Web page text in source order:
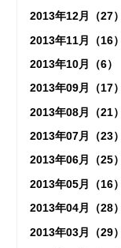
2013年12月（27）
2013年11月（16）
2013年10月（6）
2013年09月（17）
2013年08月（21）
2013年07月（23）
2013年06月（25）
2013年05月（16）
2013年04月（28）
2013年03月（29）